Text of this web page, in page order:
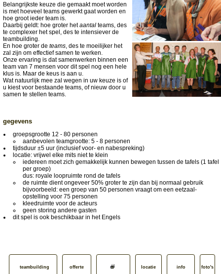
Belangrijkste keuze die gemaakt moet worden
is met hoeveel teams gewerkt gaat worden en
hoe groot ieder team is.
Daarbij geldt: hoe groter hetaantal teams, des
te complexer het spel, des te intensiever de
teambuilding.
En hoe groter de teams , des te moeilijker het
zal zijn om effectief samen te werken.
Onze ervaring is dat samenwerken binnen een
team van 7 mensen voor dit spel nog een hele
klus is. Maar de keus is aan u.
Wat natuurlijk mee zal wegen in uw keuze is of
u kiest voor bestaande teams, of nieuw door u
samen te stellen teams.
gegevens
groepsgrootte 12 - 80 personen
aanbevolen teamgrootte: 5 - 8 personen
tijdsduur ±5 uur (inclusief voor- en nabespreking)
locatie: vrijwel elke mits niet te klein
iedereen moet zich gemakkelijk kunnen bewegen tussen de tafels (1 tafel
per groep)
dus: royale loopruimte rond de tafels
de ruimte dient ongeveer 50% groter te zijn dan bij normaal gebruik
bijvoorbeeld: een groep van 50 personen vraagt om een eetzaal-
opstelling voor 75 personen
kleedruimte voor de acteurs
geen storing andere gasten
dit spel is ook beschikbaar in het Engels
teambuilding
offerte
locatie
info
foto's